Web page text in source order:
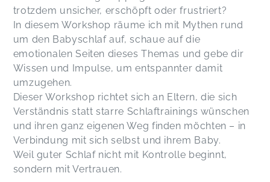
trotzdem unsicher, erschöpft oder frustriert?
In diesem Workshop räume ich mit Mythen rund
um den Babyschlaf auf, schaue auf die
emotionalen Seiten dieses Themas und gebe dir
Wissen und Impulse, um entspannter damit
umzugehen.
Dieser Workshop richtet sich an Eltern, die sich
Verständnis statt starre Schlaftrainings wünschen
und ihren ganz eigenen Weg finden möchten – in
Verbindung mit sich selbst und ihrem Baby.
Weil guter Schlaf nicht mit Kontrolle beginnt,
sondern mit Vertrauen.